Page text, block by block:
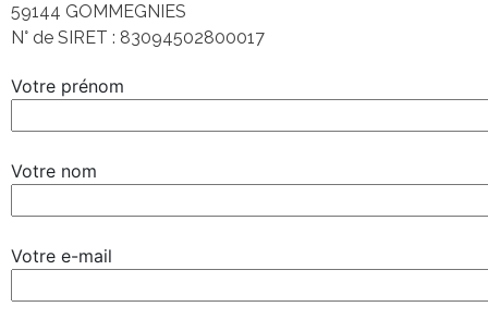
59144 GOMMEGNIES
N° de SIRET : 83094502800017
Votre prénom
Votre nom
Votre e-mail